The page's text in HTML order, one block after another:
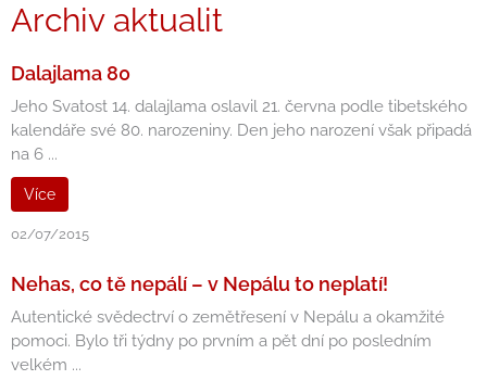
Archiv aktualit
Dalajlama 80
Jeho Svatost 14. dalajlama oslavil 21. června podle tibetského
kalendáře své 80. narozeniny. Den jeho narození však připadá
na 6 ...
Více
02/07/2015
Nehas, co tě nepálí – v Nepálu to neplatí!
Autentické svědectrví o zemětřesení v Nepálu a okamžité
pomoci. Bylo tři týdny po prvním a pět dní po posledním
velkém ...